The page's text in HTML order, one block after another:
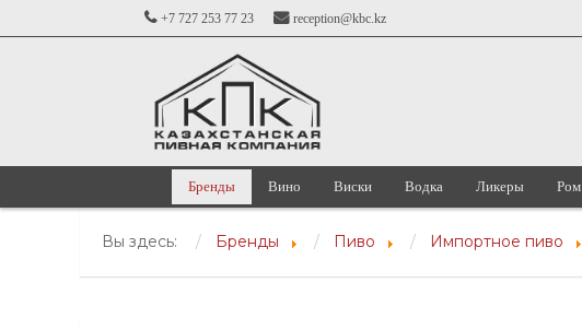
+7 727 253 77 23 reception@kbc.kz
Бренды Вино Виски Водка Ликеры Ром
Вы здесь: Бренды Пиво Импортное пиво